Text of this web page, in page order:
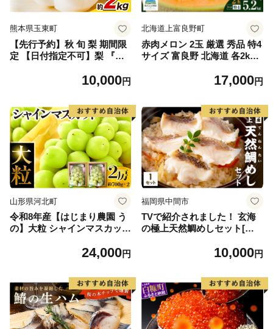
熊本県玉東町
【先行予約】秋 旬 梨 期間限
定 【日付指定不可】梨 『松
ぷり 約2kg 5-7玉前後 《7月
田農園』なし 果物 スイーツ
フルーツ デザート スムージ
ー SDG`s
10,000円
北海道上富良野町
赤肉メロン 2玉 厳選 秀品 特4
サイズ 富良野 北海道 各2kg
富良野 メロン めろん 果物 く
17,000円
山形県河北町
令和8年産【はじまり農園 う
の】大粒 シャインマスカット
河北町産 【河北町観光物産協
24,000円
福岡県中間市
TVで紹介されました！ 玄海
の極上天然鯛めしセット[鯛
だし]【010-0001】10,000円